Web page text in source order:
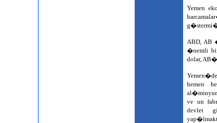
Yemen
ABD, AB
�nemli
dolar,
hemen
ve un
devlet